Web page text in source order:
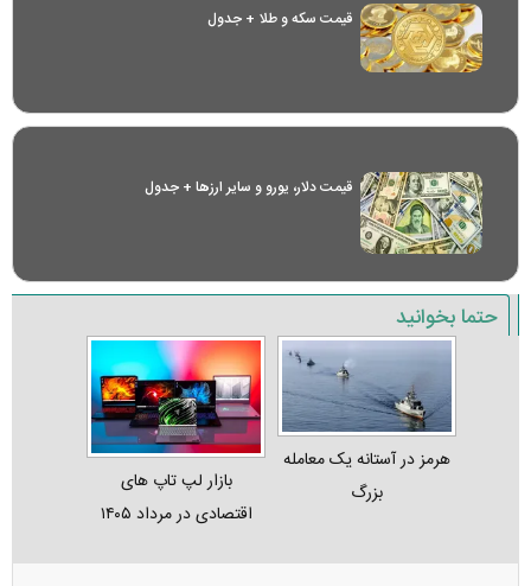
قیمت سکه و طلا + جدول
قیمت دلار، یورو و سایر ارز‌ها + جدول
حتما بخوانید
هرمز در آستانه یک معامله
بزرگ
بازار لپ‌ تاپ‌ های
اقتصادی در مرداد ۱۴۰۵